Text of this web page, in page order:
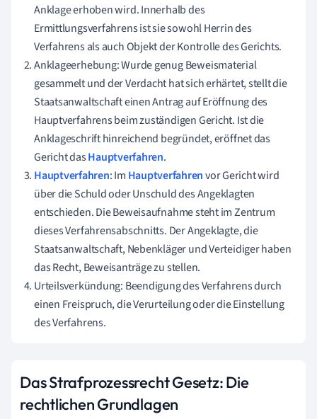
Anklage erhoben wird. Innerhalb des
Ermittlungsverfahrens ist sie sowohl Herrin des
Verfahrens als auch Objekt der Kontrolle des Gerichts.
Anklageerhebung: Wurde genug Beweismaterial
gesammelt und der Verdacht hat sich erhärtet, stellt die
Staatsanwaltschaft einen Antrag auf Eröffnung des
Hauptverfahrens beim zuständigen Gericht. Ist die
Anklageschrift hinreichend begründet, eröffnet das
Gericht dasHauptverfahren.
Hauptverfahren: Im Hauptverfahrenvor Gericht wird
über die Schuld oder Unschuld des Angeklagten
entschieden. Die Beweisaufnahme steht im Zentrum
dieses Verfahrensabschnitts. Der Angeklagte, die
Staatsanwaltschaft, Nebenkläger und Verteidiger haben
das Recht, Beweisanträge zu stellen.
Urteilsverkündung: Beendigung des Verfahrens durch
einen Freispruch, die Verurteilung oder die Einstellung
des Verfahrens.
Das Strafprozessrecht Gesetz: Die
rechtlichen Grundlagen